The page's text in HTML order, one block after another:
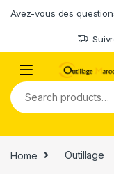
Avez-vous des
Search for:
Home Outillage